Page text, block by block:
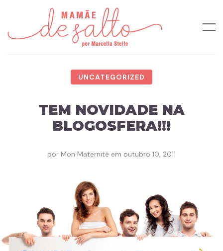
UNCATEGORIZED
TEM NOVIDADE NA
BLOGOSFERA!!!
por Mon Maternité em outubro 10, 2011